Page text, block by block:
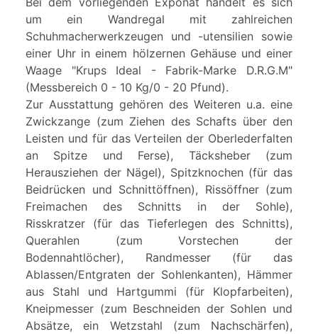
um ein Wandregal mit zahlreichen
Schuhmacherwerkzeugen und -utensilien sowie
einer Uhr in einem hölzernen Gehäuse und einer
Waage "Krups Ideal - Fabrik-Marke D.R.G.M"
(Messbereich 0 - 10 Kg/0 - 20 Pfund).
Zur Ausstattung gehören des Weiteren u.a. eine
Zwickzange (zum Ziehen des Schafts über den
Leisten und für das Verteilen der Oberlederfalten
an Spitze und Ferse), Täcksheber (zum
Herausziehen der Nägel), Spitzknochen (für das
Beidrücken und Schnittöffnen), Rissöffner (zum
Freimachen des Schnitts in der Sohle),
Risskratzer (für das Tieferlegen des Schnitts),
Querahlen (zum Vorstechen der
Bodennahtlöcher), Randmesser (für das
Ablassen/Entgraten der Sohlenkanten), Hämmer
aus Stahl und Hartgummi (für Klopfarbeiten),
Kneipmesser (zum Beschneiden der Sohlen und
Absätze, ein Wetzstahl (zum Nachschärfen),